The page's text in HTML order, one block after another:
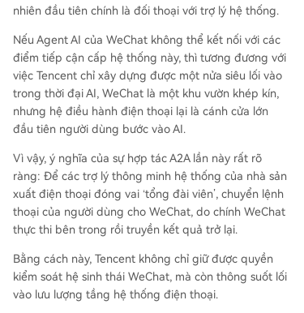
nhiên đầu tiên chính là đối thoại với trợ lý hệ thống.
Nếu Agent AI của WeChat không thể kết nối với các
điểm tiếp cận cấp hệ thống này, thì tương đương với
việc Tencent chỉ xây dựng được một nửa siêu lối vào
trong thời đại AI, WeChat là một khu vườn khép kín,
nhưng hệ điều hành điện thoại lại là cánh cửa lớn
đầu tiên người dùng bước vào AI.
Vì vậy, ý nghĩa của sự hợp tác A2A lần này rất rõ
ràng: Để các trợ lý thông minh hệ thống của nhà sản
xuất điện thoại đóng vai ‘tổng đài viên’, chuyển lệnh
thoại của người dùng cho WeChat, do chính WeChat
thực thi bên trong rồi truyền kết quả trở lại.
Bằng cách này, Tencent không chỉ giữ được quyền
kiểm soát hệ sinh thái WeChat, mà còn thông suốt lối
vào lưu lượng tầng hệ thống điện thoại.